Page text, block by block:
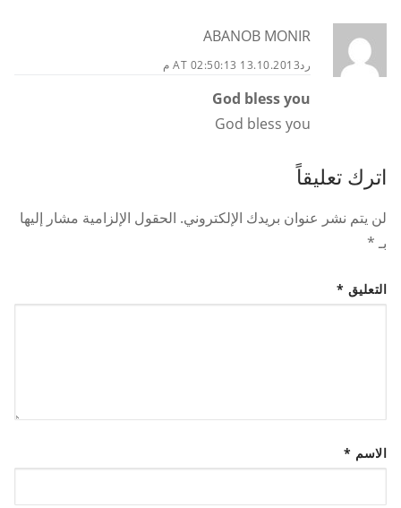
ABANOB MONIR
13.10.2013 AT 02:50:13 م رد
God bless you
God bless you
اترك تعليقاً
لن يتم نشر عنوان بريدك الإلكتروني. الحقول الإلزامية مشار إليها
بـ*
التعليق *
الاسم *